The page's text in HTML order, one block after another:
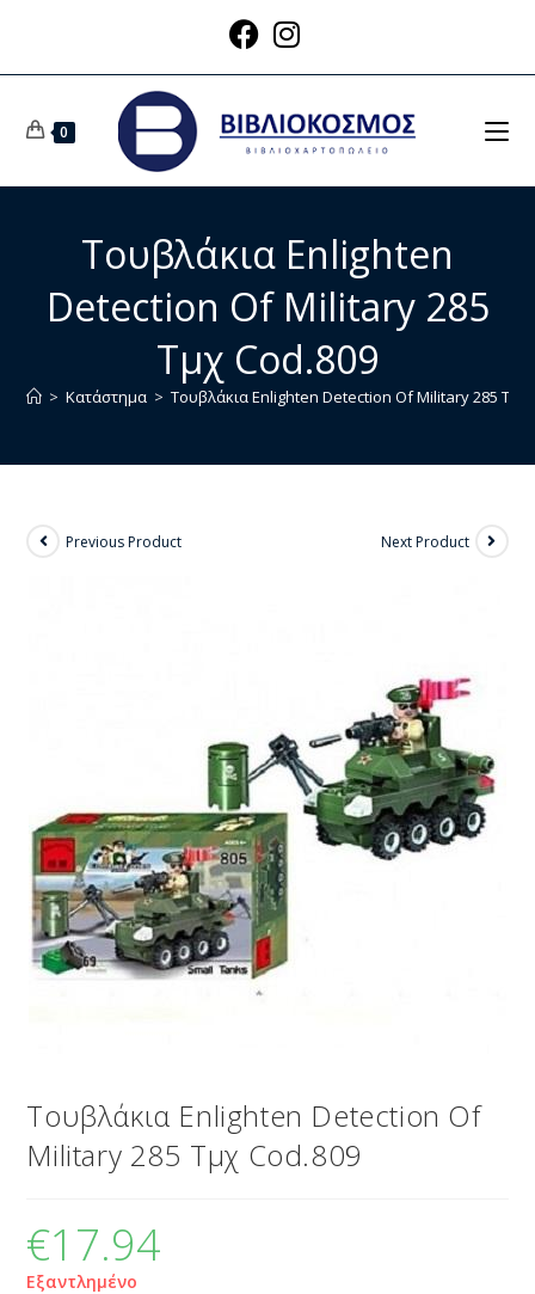
0
Τουβλάκια Enlighten
Detection Of Military 285
Τμχ Cod.809
> Κατάστημα > Τουβλάκια Enlighten Detection Of Military 285 Τμχ
Previous Product Next Product
Τουβλάκια Enlighten Detection Of
Military 285 Τμχ Cod.809
€17.94
Εξαντλημένο